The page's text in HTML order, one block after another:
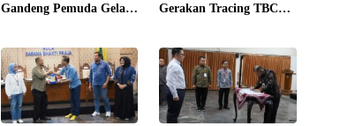
Gandeng Pemuda Gelar
Gerakan Tracing TBC